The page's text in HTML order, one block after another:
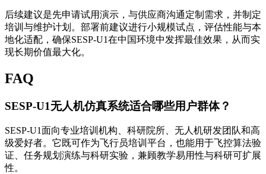
后续建议是先申请试用演示，与供应商沟通定制需求，并制定
培训与维护计划。部署前建议进行小规模试点，评估性能与本
地化适配，确保SESP-U1在中国环境中发挥最佳效果，从而实
现长期价值最大化。
FAQ
SESP-U1无人机仿真系统适合哪些用户群体？
SESP-U1面向专业培训机构、科研院所、无人机研发团队和高
级爱好者。它既可作为飞行员培训平台，也能用于飞控算法验
证、任务规划演练与科研实验，兼顾教学易用性与科研可扩展
性。